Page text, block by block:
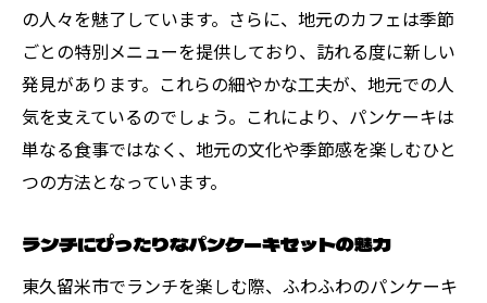
の人々を魅了しています。さらに、地元のカフェは季節
ごとの特別メニューを提供しており、訪れる度に新しい
発見があります。これらの細やかな工夫が、地元での人
気を支えているのでしょう。これにより、パンケーキは
単なる食事ではなく、地元の文化や季節感を楽しむひと
つの方法となっています。
ランチにぴったりなパンケーキセットの魅力
東久留米市でランチを楽しむ際、ふわふわのパンケーキ